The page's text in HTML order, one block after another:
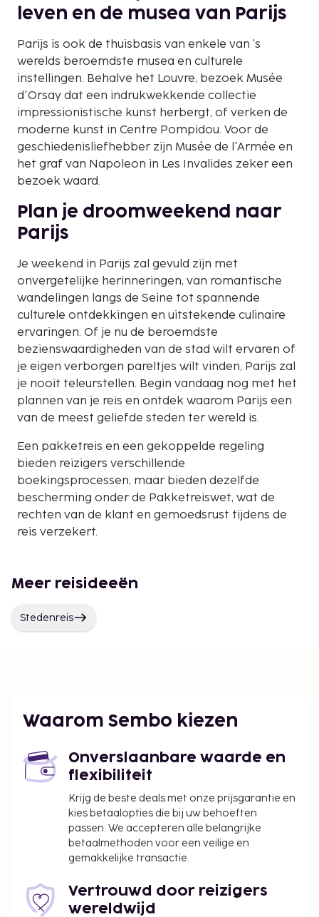
leven en de musea van Parijs
Parijs is ook de thuisbasis van enkele van 's
werelds beroemdste musea en culturele
instellingen. Behalve het Louvre, bezoek Musée
d'Orsay dat een indrukwekkende collectie
impressionistische kunst herbergt, of verken de
moderne kunst in Centre Pompidou. Voor de
geschiedenisliefhebber zijn Musée de l'Armée en
het graf van Napoleon in Les Invalides zeker een
bezoek waard.
Plan je droomweekend naar
Parijs
Je weekend in Parijs zal gevuld zijn met
onvergetelijke herinneringen, van romantische
wandelingen langs de Seine tot spannende
culturele ontdekkingen en uitstekende culinaire
ervaringen. Of je nu de beroemdste
bezienswaardigheden van de stad wilt ervaren of
je eigen verborgen pareltjes wilt vinden, Parijs zal
je nooit teleurstellen. Begin vandaag nog met het
plannen van je reis en ontdek waarom Parijs een
van de meest geliefde steden ter wereld is.
Een pakketreis en een gekoppelde regeling
bieden reizigers verschillende
boekingsprocessen, maar bieden dezelfde
bescherming onder de Pakketreiswet, wat de
rechten van de klant en gemoedsrust tijdens de
reis verzekert.
Meer reisideeën
Stedenreis
Waarom Sembo kiezen
Onverslaanbare waarde en
flexibiliteit
Krijg de beste deals met onze prijsgarantie en
kies betaalopties die bij uw behoeften
passen. We accepteren alle belangrijke
betaalmethoden voor een veilige en
gemakkelijke transactie.
Vertrouwd door reizigers
wereldwijd